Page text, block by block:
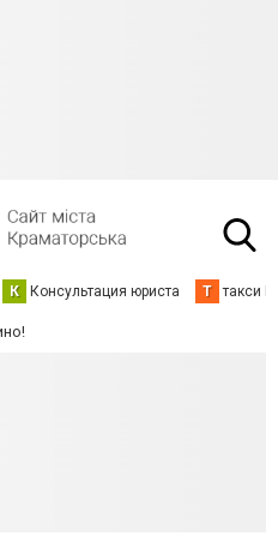
К Консультация юриста Т такси